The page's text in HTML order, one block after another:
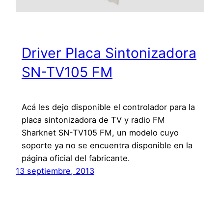
Driver Placa Sintonizadora
SN-TV105 FM
Acá les dejo disponible el controlador para la
placa sintonizadora de TV y radio FM
Sharknet SN-TV105 FM, un modelo cuyo
soporte ya no se encuentra disponible en la
página oficial del fabricante.
13 septiembre, 2013